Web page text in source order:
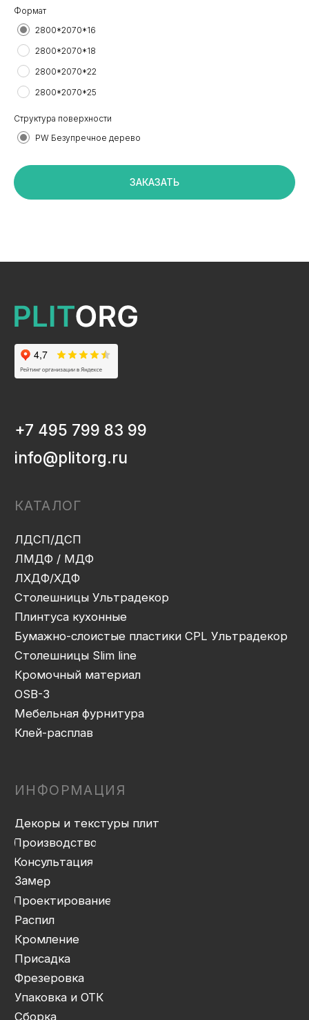
Формат
2800*2070*16
2800*2070*18
2800*2070*22
2800*2070*25
Структура поверхности
PW Безупречное дерево
ЗАКАЗАТЬ
Дизайн сайта: artandkate
info@plitorg.ru
Производство
Консультация
Распил
Фрезеровка
Упаковка и ОТК
Присадка
Монтаж
Сборка
Декоры и текстуры плит
Прайс-лист
Контакты
ЛХДФ/ХДФ
Столешницы Slim line
OSB-3
Бумажно-слоистые пластики CPL Ультрадекор
Мебельная фурнитура
Клей-расплав
Политика конфиденциальности